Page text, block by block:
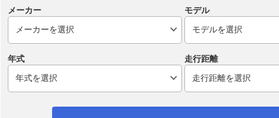
メーカー モデル
年式 走行距離